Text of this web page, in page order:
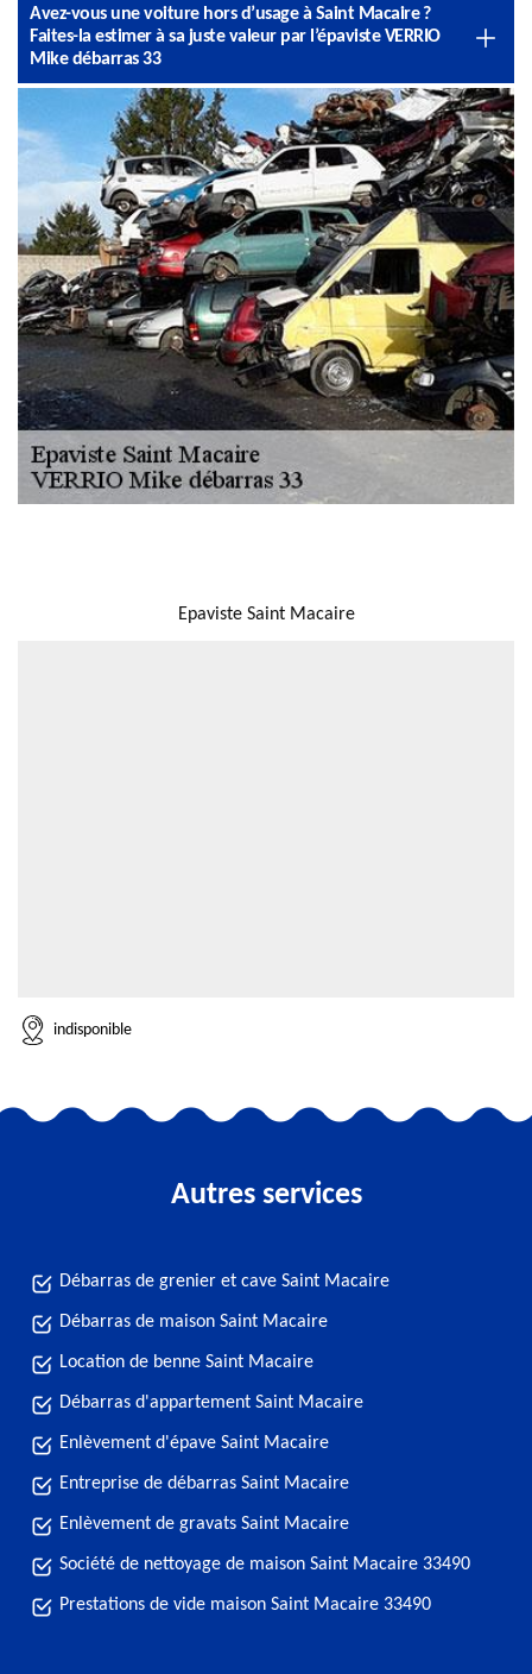
Avez-vous une voiture hors d’usage à Saint Macaire ?
Faites-la estimer à sa juste valeur par l’épaviste VERRIO
Mike débarras 33
Epaviste Saint Macaire
indisponible
Autres services
Débarras de grenier et cave Saint Macaire
Débarras de maison Saint Macaire
Location de benne Saint Macaire
Débarras d'appartement Saint Macaire
Enlèvement d'épave Saint Macaire
Entreprise de débarras Saint Macaire
Enlèvement de gravats Saint Macaire
Société de nettoyage de maison Saint Macaire 33490
Prestations de vide maison Saint Macaire 33490